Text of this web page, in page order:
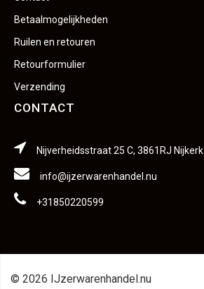
Betaalmogelijkheden
Ruilen en retouren
Retourformulier
Verzending
CONTACT
Nijverheidsstraat 25 C, 3861RJ Nijkerk
info@ijzerwarenhandel.nu
+31850220599
© 2026 IJzerwarenhandel.nu